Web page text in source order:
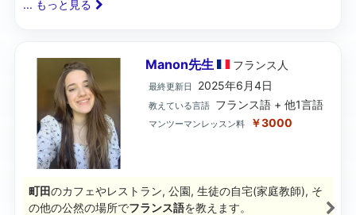
... もっと見る
Manon先生 フランス 人
最終更新日 2025年6月4日
教えている言語 フランス語 + 他1言語
マンツーマンレッスン料 ￥3000
町田のカフェやレストラン, 公園, 生徒の自宅(家庭教師), そ
の他の公然の場所でフランス語を教えます。